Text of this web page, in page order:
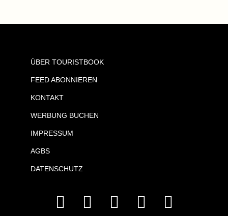
ÜBER TOURISTBOOK
FEED ABONNIEREN
KONTAKT
WERBUNG BUCHEN
IMPRESSUM
AGBS
DATENSCHUTZ